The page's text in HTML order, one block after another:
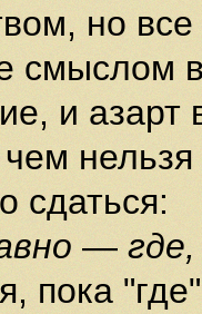
но
смыслом
и
сдаться:
—
пока